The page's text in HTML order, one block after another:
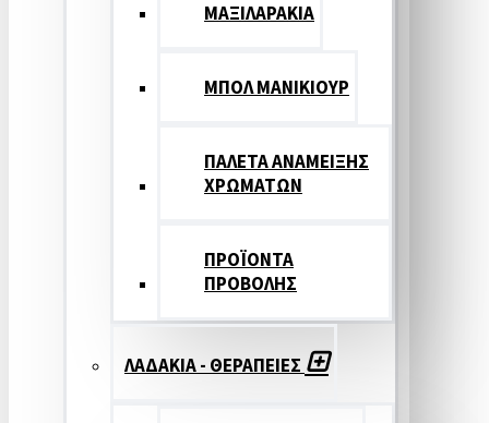
ΜΑΞΙΛΑΡΑΚΙΑ
ΜΠΟΛ ΜΑΝΙΚΙΟΥΡ
ΠΑΛΕΤΑ ΑΝΑΜΕΙΞΗΣ
ΧΡΩΜΑΤΩΝ
ΠΡΟΪΟΝΤΑ
ΠΡΟΒΟΛΗΣ
ΛΑΔΑΚΙΑ - ΘΕΡΑΠΕΙΕΣ